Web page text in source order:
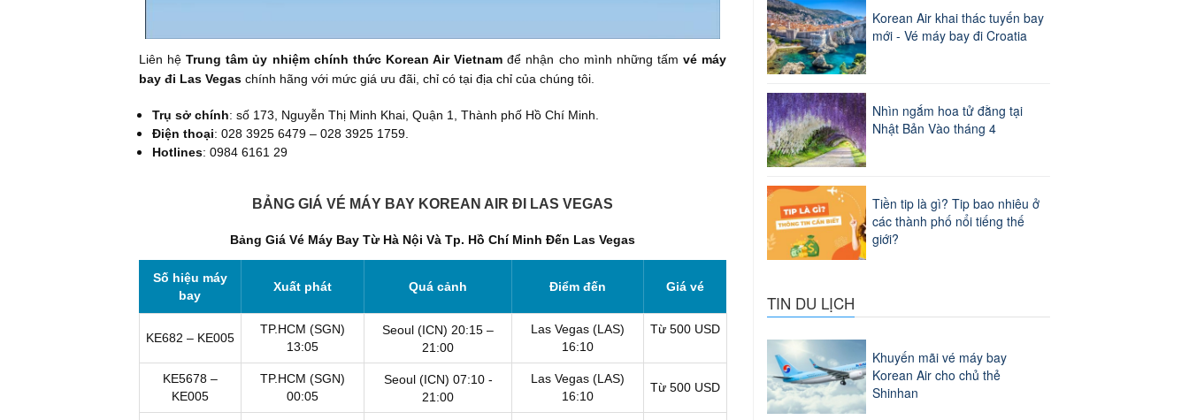
Liên hệTrung tâm ủy nhiệm chính thức Korean Air Vietnam để nhận cho mình những tấmvé máy
bay đi Las Vegas chính hãng với mức giá ưu đãi, chỉ có tại địa chỉ của chúng tôi.
Trụ sở chính: số 173, Nguyễn Thị Minh Khai, Quận 1, Thành phố Hồ Chí Minh.
Điện thoại: 028 3925 6479 – 028 3925 1759.
Hotlines: 0984 6161 29
BẢNG GIÁ VÉ MÁY BAY KOREAN AIR ĐI LAS VEGAS
Bảng Giá Vé Máy Bay Từ Hà Nội Và Tp. Hồ Chí Minh Đến Las Vegas
Số hiệu máy
bay
Xuất phát Quá cảnh Điểm đến Giá vé
KE682 – KE005
TP.HCM (SGN)
13:05
Seoul (ICN) 20:15 –
21:00
Las Vegas (LAS)
16:10
Từ 500 USD
KE5678 –
KE005
TP.HCM (SGN)
00:05
Seoul (ICN) 07:10 -
21:00
Las Vegas (LAS)
16:10
Từ 500 USD
Korean Air khai thác tuyến bay
mới - Vé máy bay đi Croatia
Nhìn ngắm hoa tử đằng tại
Nhật Bản Vào tháng 4
Tiền tip là gì? Tip bao nhiêu ở
các thành phố nổi tiếng thế
giới?
TIN DU LỊCH
Khuyến mãi vé máy bay
Korean Air cho chủ thẻ
Shinhan